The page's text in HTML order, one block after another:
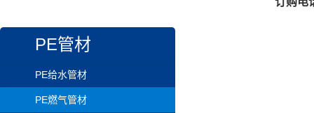
PE管材
PE给水管材
PE燃气管材